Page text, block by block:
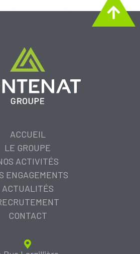
ACCUEIL
LE GROUPE
ACTIVITÉS
ENGAGEMENTS
ACTUALITÉS
CONTACT